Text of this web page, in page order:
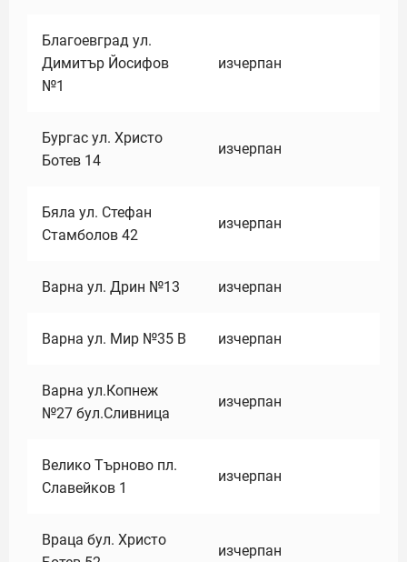
Благоевград ул.
Димитър Йосифов
№1
изчерпан
Бургас ул. Христо
Ботев 14
изчерпан
Бяла ул. Стефан
Стамболов 42
изчерпан
Варна ул. Дрин №13 изчерпан
Варна ул. Мир №35 В изчерпан
Варна ул.Копнеж
№27 бул.Сливница
изчерпан
Велико Търново пл.
Славейков 1
изчерпан
Враца бул. Христо
изчерпан